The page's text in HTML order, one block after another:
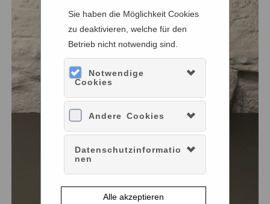
Sie haben die Möglichkeit Cookies
zu deaktivieren, welche für den
Betrieb nicht notwendig sind.
Notwendige
Cookies
Andere Cookies
Datenschutzinformatio
nen
Alle akzeptieren